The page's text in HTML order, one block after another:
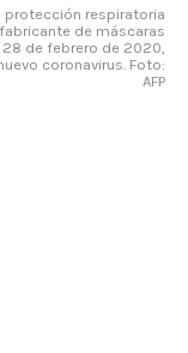
protección respiratoria
de máscaras
28 de febrero de 2020,
coronavirus. Foto:
AFP